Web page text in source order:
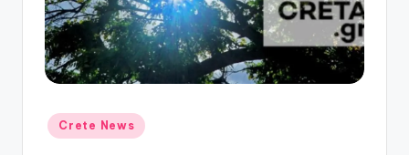
P
o
Αναρτήθηκε
σε
Crete News